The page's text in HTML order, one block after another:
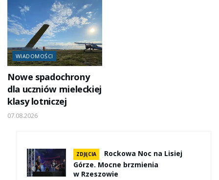
WIADOMOŚCI
Nowe spadochrony
dla uczniów mieleckiej
klasy lotniczej
07.08.2026
ZDJĘCIA
Rockowa Noc na Lisiej
Górze. Mocne brzmienia
w Rzeszowie